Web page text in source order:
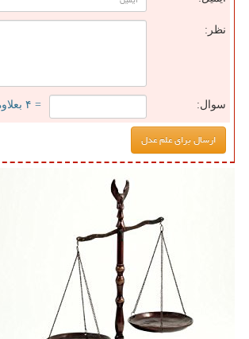
نظر:
سوال: = ۴ بعلاوه ۳